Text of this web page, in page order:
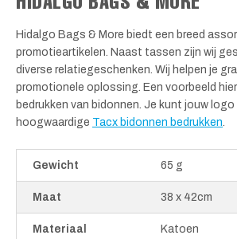
Hidalgo Bags & More biedt een breed
promotieartikelen. Naast tassen zijn wij
diverse relatiegeschenken. Wij helpen je
promotionele oplossing. Een voorbeeld
bedrukken van bidonnen. Je kunt jouw logo
hoogwaardige Tacx bidonnen bedrukken
Gewicht 65 g
Maat 38 x 42cm
Materiaal Katoen